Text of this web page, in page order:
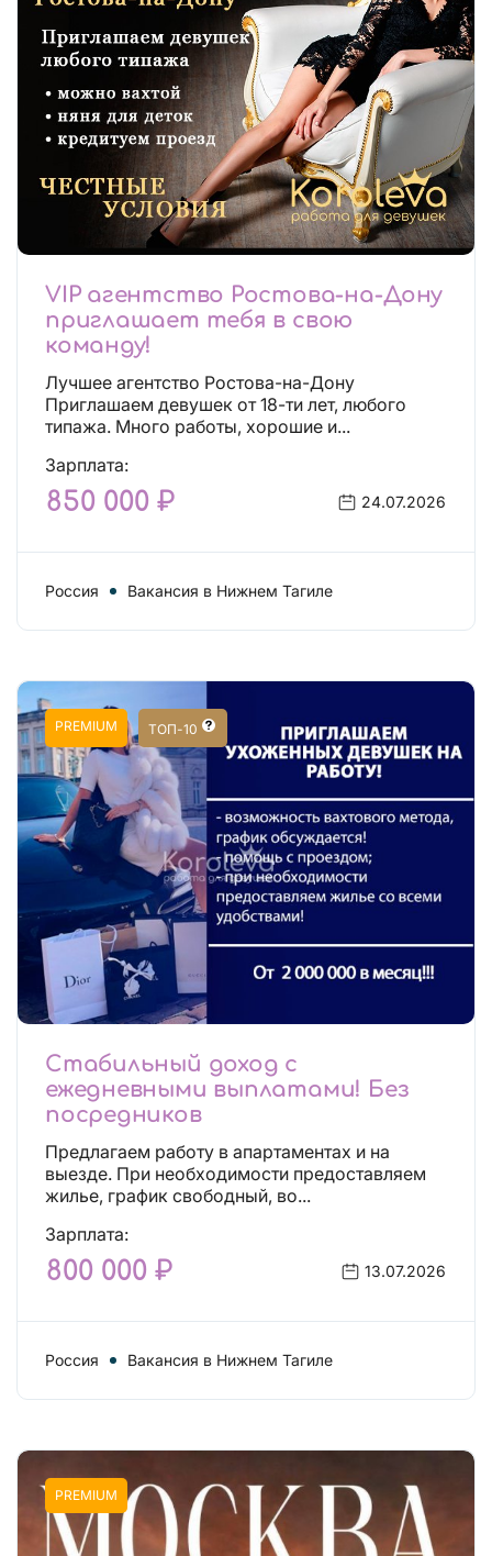
VIP агентство Ростова-на-Дону
приглашает тебя в свою
команду!
Лучшее агентство Ростова-на-Дону
Приглашаем девушек от 18-ти лет, любого
типажа. Много работы, хорошие и...
Зарплата:
850 000 ₽ 24.07.2026
Россия Вакансия в Нижнем Тагиле
PREMIUM ТОП-10
Стабильный доход с
ежедневными выплатами! Без
посредников
Предлагаем работу в апартаментах и на
выезде. При необходимости предоставляем
жилье, график свободный, во...
Зарплата:
800 000 ₽ 13.07.2026
Россия Вакансия в Нижнем Тагиле
PREMIUM